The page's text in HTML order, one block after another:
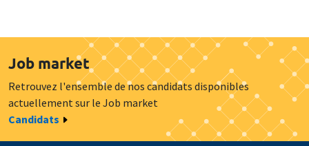
Job market
Retrouvez l'ensemble de nos candidats disponibles
actuellement sur le Job market
Candidats